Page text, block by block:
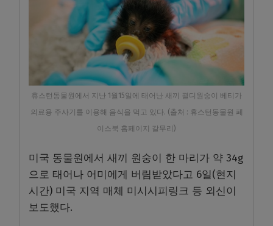
휴스턴동물원에서 지난 1월15일에 태어난 새끼 괼디원숭이 베티가
의료용 주사기를 이용해 음식을 먹고 있다. (출처 : 휴스턴동물원 페
이스북 홈페이지 갈무리)
미국 동물원에서 새끼 원숭이 한 마리가 약 34g
으로 태어나 어미에게 버림받았다고 6일(현지
시간) 미국 지역 매체 미시시피링크 등 외신이
보도했다.